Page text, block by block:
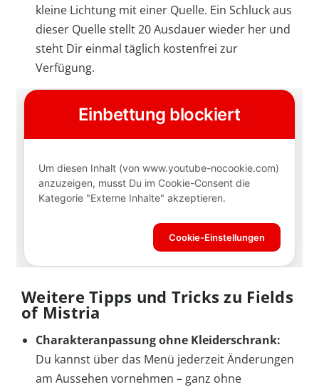
kleine Lichtung mit einer Quelle. Ein Schluck aus
dieser Quelle stellt 20 Ausdauer wieder her und
steht Dir einmal täglich kostenfrei zur
Verfügung.
Weitere Tipps und Tricks zu Fields
of Mistria
Charakteranpassung ohne Kleiderschrank:
Du kannst über das Menü jederzeit Änderungen
am Aussehen vornehmen – ganz ohne